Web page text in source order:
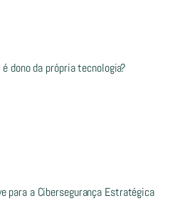
dono da própria tecnologia?
para a Cibersegurança Estratégica